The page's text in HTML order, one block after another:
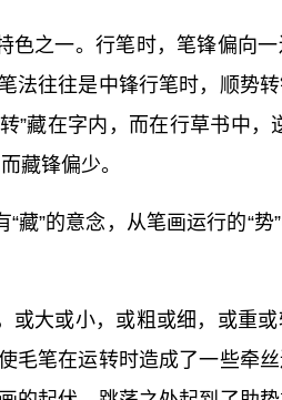
色之一。行笔时，笔锋偏向
法往往是中锋行笔时，顺势
”藏在字内，而在行草书中
藏锋偏少。
藏”的意念，从笔画运行的“
或大或小，或粗或细，或重
毛笔在运转时造成了一些牵